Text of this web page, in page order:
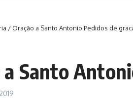
/Oração a Santo Antonio Pedidos de
a Santo